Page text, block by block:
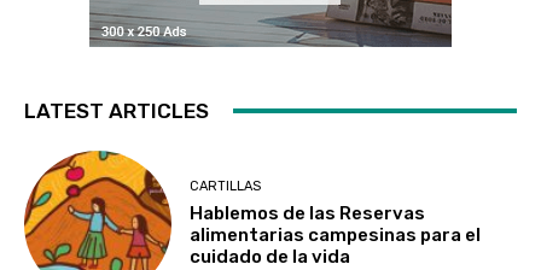
LATEST ARTICLES
CARTILLAS
Hablemos de las Reservas
alimentarias campesinas para el
cuidado de la vida